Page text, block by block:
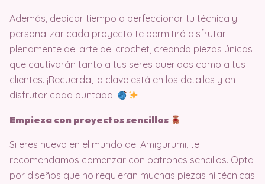
Además, dedicar tiempo a perfeccionar tu técnica y
personalizar cada proyecto te permitirá disfrutar
plenamente del arte del crochet, creando piezas únicas
que cautivarán tanto a tus seres queridos como a tus
clientes. ¡Recuerda, la clave está en los detalles y en
disfrutar cada puntada!
Empieza con proyectos sencillos
Si eres nuevo en el mundo del Amigurumi, te
recomendamos comenzar con patrones sencillos. Opta
por diseños que no requieran muchas piezas ni técnicas